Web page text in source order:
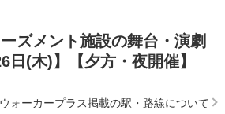
ズメント施設の舞台・演劇
日(木)】【夕方・夜開催】
ウォーカープラス掲載の駅・路線について